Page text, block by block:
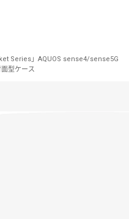
Series」AQUOS sense4/sense5G
型ケース